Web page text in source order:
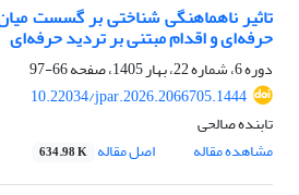
تاثیر ناهماهنگی شناختی بر گسست
حرفه‌ای و اقدام مبتنی بر تردید حرفه‌ای
دوره 6، شماره 22، بهار 1405، صفحه
66-97
10.22034/jpar.2026.2066705.1444
تابنده صالحی
مشاهده مقاله
اصل مقاله 634.98 K